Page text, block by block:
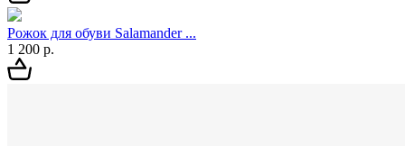
Рожок для обуви Salamander ...
1 200 р.